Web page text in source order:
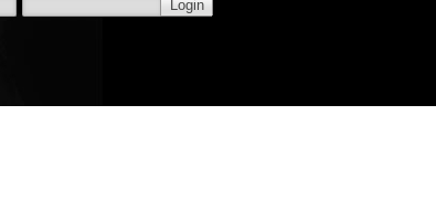
Login